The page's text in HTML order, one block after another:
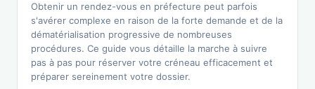
Obtenir un rendez-vous en préfecture peut parfois
s'avérer complexe en raison de la forte demande et de la
dématérialisation progressive de nombreuses
procédures. Ce guide vous détaille la marche à suivre
pas à pas pour réserver votre créneau efficacement et
préparer sereinement votre dossier.